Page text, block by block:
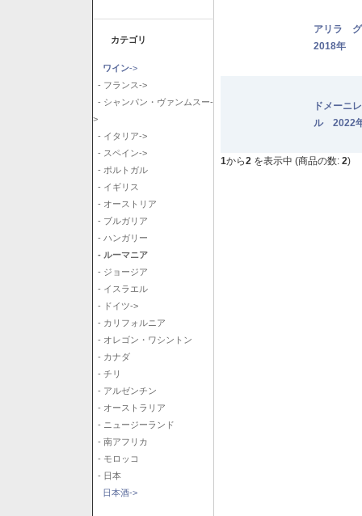
カテゴリ
ワイン->
- フランス->
- シャンパン・ヴァンムスー-
>
- イタリア->
- スペイン->
- ポルトガル
- イギリス
- オーストリア
- ブルガリア
- ハンガリー
- ルーマニア
- ジョージア
- イスラエル
- ドイツ->
- カリフォルニア
- オレゴン・ワシントン
- カナダ
- チリ
- アルゼンチン
- オーストラリア
- ニュージーランド
- 南アフリカ
- モロッコ
- 日本
日本酒->
アリラ
2018年
ドメーニ
ル 2022
1から2 を表示中 (商品の数: 2)